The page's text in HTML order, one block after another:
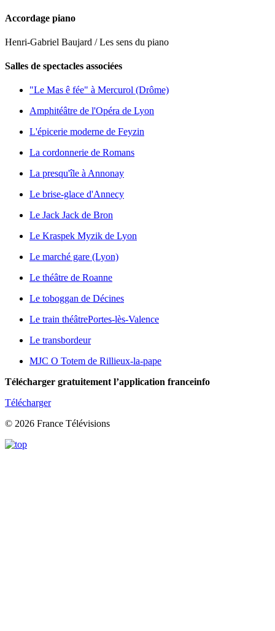
Accordage piano
Henri-Gabriel Baujard / Les sens du piano
Salles de spectacles associées
"Le Mas ê fée" à Mercurol (Drôme)
Amphitéâtre de l'Opéra de Lyon
L'épicerie moderne de Feyzin
La cordonnerie de Romans
La presqu'île à Annonay
Le brise-glace d'Annecy
Le Jack Jack de Bron
Le Kraspek Myzik de Lyon
Le marché gare (Lyon)
Le théâtre de Roanne
Le toboggan de Décines
Le train théâtrePortes-lès-Valence
Le transbordeur
MJC O Totem de Rillieux-la-pape
Télécharger gratuitement l’application franceinfo
Télécharger
© 2026 France Télévisions